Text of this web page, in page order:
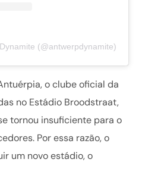
(@antwerpdynamite)
o clube oficial da
no Estádio Broodstraat,
tornou insuficiente para o
Por essa razão, o
um novo estádio, o